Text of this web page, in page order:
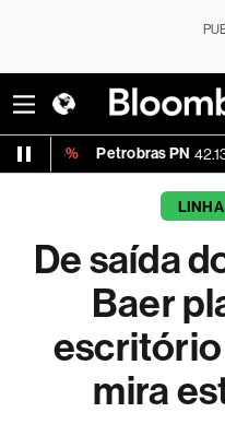
Petrobras PN 42.13 +0.48%
De saída
Baer
escritório
mira